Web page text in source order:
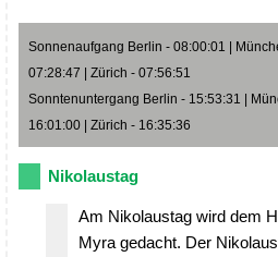
Sonnenaufgang Berlin - 08:00:01 |
07:28:47 | Zürich - 07:56:51
Sonntenuntergang Berlin - 15:53:31 |
16:01:00 | Zürich - 16:35:36
Nikolaustag
Am Nikolaustag wird dem
Myra gedacht. Der